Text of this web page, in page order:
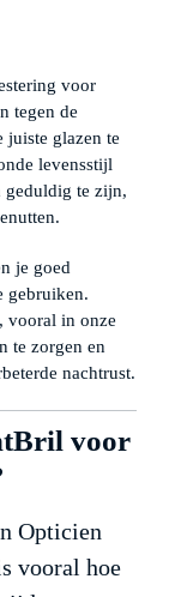
voor
tegen de
glazen te
levensstijl
geduldig te zijn,
je goed
gebruiken.
vooral in onze
te zorgen en
nachtrust.
voor
Opticien
vooral hoe